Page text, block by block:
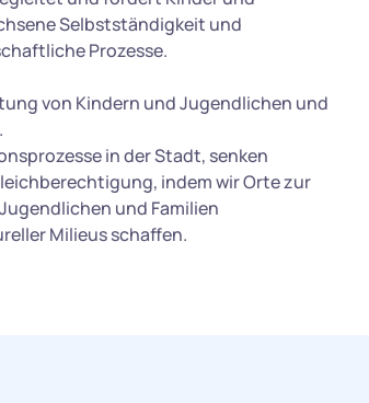
Selbstständigkeit und
Prozesse.
von Kindern und Jugendlichen und
in der Stadt, senken
indem wir Orte zur
und Familien
Milieus schaffen.